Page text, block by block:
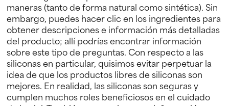
maneras (tanto de forma natural como sintética). Sin
embargo, puedes hacer clic en los ingredientes para
obtener descripciones e información más detalladas
del producto; allí podrías encontrar información
sobre este tipo de preguntas. Con respecto a las
siliconas en particular, quisimos evitar perpetuar la
idea de que los productos libres de siliconas son
mejores. En realidad, las siliconas son seguras y
cumplen muchos roles beneficiosos en el cuidado